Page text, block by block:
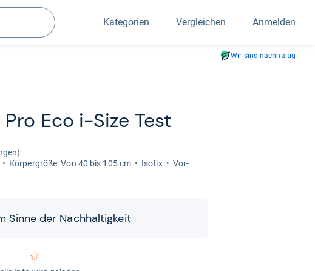
Suchen
Kategorien Vergleichen Anmelden
Wir sind nachhaltig
Eco i-​Size Test
Kör­per­größe: Von 40 bis 105 cm Iso­fix
Vor­
Sinne der Nach­hal­tig­keit